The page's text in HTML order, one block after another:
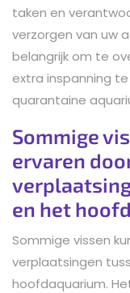
taken en
verzorgen van uw
belangrijk om te
extra inspanning
quarantaine
Sommige
ervaren
en het
Sommige vissen
verplaatsingen
hoofdaquarium.